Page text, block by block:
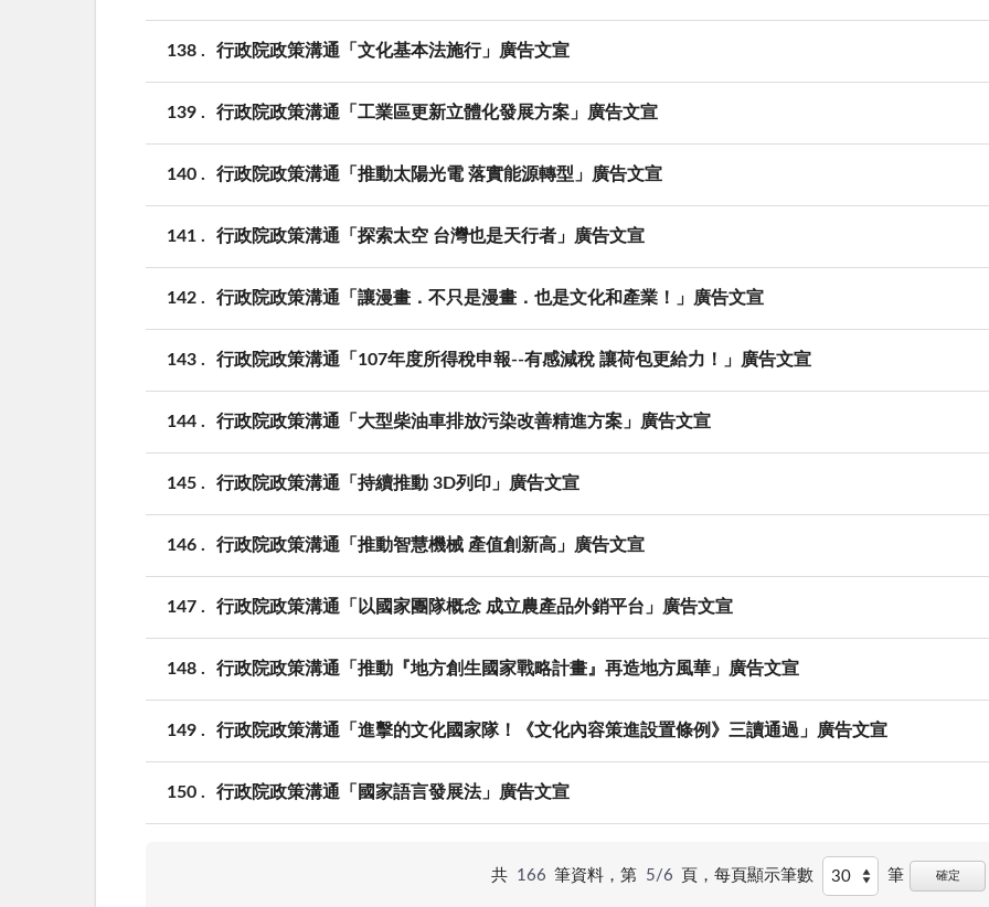
138 行政院政策溝通「文化基本法施行」廣告文宣
139 行政院政策溝通「工業區更新立體化發展方案」廣告文宣
140 行政院政策溝通「推動太陽光電 落實能源轉型」廣告文宣
141 行政院政策溝通「探索太空 台灣也是天行者」廣告文宣
142 行政院政策溝通「讓漫畫．不只是漫畫．也是文化和產業！」廣告文宣
143 行政院政策溝通「107年度所得稅申報--有感減稅 讓荷包更給力！」廣告文宣
144 行政院政策溝通「大型柴油車排放污染改善精進方案」廣告文宣
145 行政院政策溝通「持續推動 3D列印」廣告文宣
146 行政院政策溝通「推動智慧機械 產值創新高」廣告文宣
147 行政院政策溝通「以國家團隊概念 成立農產品外銷平台」廣告文宣
148 行政院政策溝通「推動『地方創生國家戰略計畫』再造地方風華」廣告文宣
149 行政院政策溝通「進擊的文化國家隊！《文化內容策進設置條例》三讀通過」廣告文宣
150 行政院政策溝通「國家語言發展法」廣告文宣
共 166 筆資料，第 5/6 頁，每頁顯示筆數 筆 確定